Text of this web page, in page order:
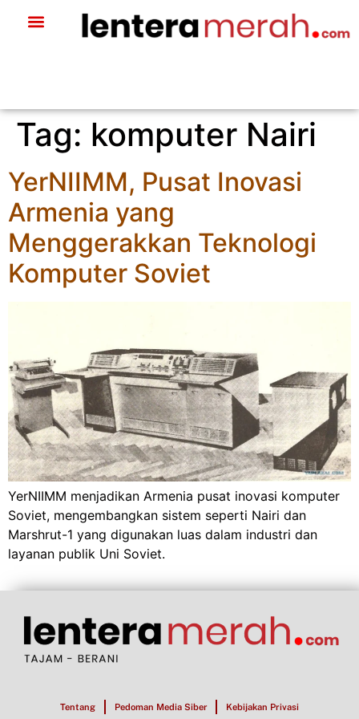
Tag: komputer Nairi
YerNIIMM, Pusat Inovasi
Armenia yang
Menggerakkan Teknologi
Komputer Soviet
YerNIIMM menjadikan Armenia pusat inovasi komputer
Soviet, mengembangkan sistem seperti Nairi dan
Marshrut-1 yang digunakan luas dalam industri dan
layanan publik Uni Soviet.
Tentang Pedoman Media Siber Kebijakan Privasi